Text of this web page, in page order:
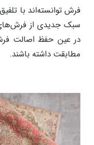
فرش توانسته‌اند با
سبک جدیدی از فرش‌های
در عین حفظ اصالت فرش
مطابقت داشته باشند.